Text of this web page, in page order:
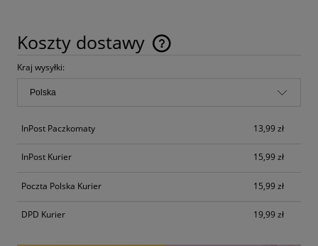
Koszty dostawy
Cena nie zawiera ewentualnych kosztów płatności
Kraj wysyłki:
InPost Paczkomaty 13,99 zł
InPost Kurier 15,99 zł
Poczta Polska Kurier 15,99 zł
DPD Kurier 19,99 zł